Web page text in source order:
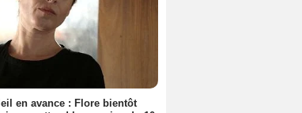
en avance : Flore bientôt